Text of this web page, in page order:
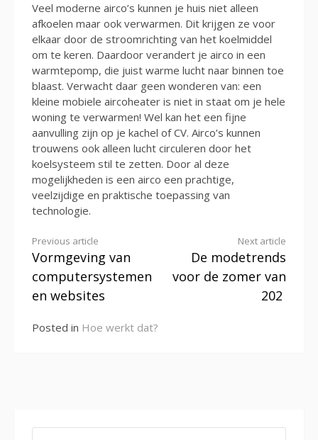
Veel moderne airco’s kunnen je huis niet alleen
afkoelen maar ook verwarmen. Dit krijgen ze voor
elkaar door de stroomrichting van het koelmiddel
om te keren. Daardoor verandert je airco in een
warmtepomp, die juist warme lucht naar binnen toe
blaast. Verwacht daar geen wonderen van: een
kleine mobiele aircoheater is niet in staat om je hele
woning te verwarmen! Wel kan het een fijne
aanvulling zijn op je kachel of CV. Airco’s kunnen
trouwens ook alleen lucht circuleren door het
koelsysteem stil te zetten. Door al deze
mogelijkheden is een airco een prachtige,
veelzijdige en praktische toepassing van
technologie.
Continue
Reading
Previous article
Vormgeving van
computersystemen
en websites
Next article
De modetrends
voor de zomer van
202
Posted in Hoe werkt dat?